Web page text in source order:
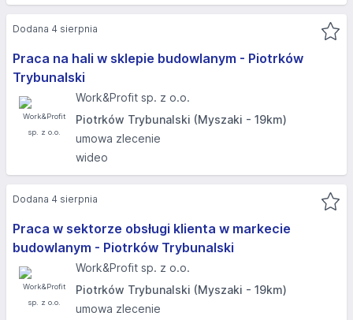
Praca na hali w sklepie budowlanym - Piotrków
Trybunalski
Work&Profit sp. z o.o.
Piotrków Trybunalski (Myszaki - 19km)
umowa zlecenie
wideo
Dodana 4 sierpnia
Praca w sektorze obsługi klienta w markecie
budowlanym - Piotrków Trybunalski
Work&Profit sp. z o.o.
Piotrków Trybunalski (Myszaki - 19km)
umowa zlecenie
Dodana 4 sierpnia